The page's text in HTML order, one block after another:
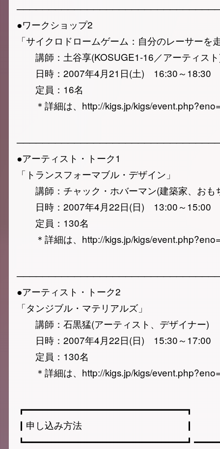
●ワークショップ2
「サイクロドロームゲーム：自分のレーサーを
講師：土谷享(KOSUGE1-16／アーティス
日時：2007年4月21日(土) 16:30～18:30
定員：16名
＊詳細は、http://kigs.jp/kigs/
●アーティスト・トーク1
「トランスフォーマブル・デザイン」
講師：チャック・ホバーマン(建築家、おも
日時：2007年4月22日(日) 13:00～15:00
定員：130名
＊詳細は、http://kigs.jp/kigs/
●アーティスト・トーク2
「タンジブル・マテリアルズ」
講師：石黒猛(アーティスト、デザイナー)
日時：2007年4月22日(日) 15:30～17:00
定員：130名
＊詳細は、http://kigs.jp/kigs/
┏━━━━━━━━━━━━━━━━━┓
┃申し込み方法 ┃